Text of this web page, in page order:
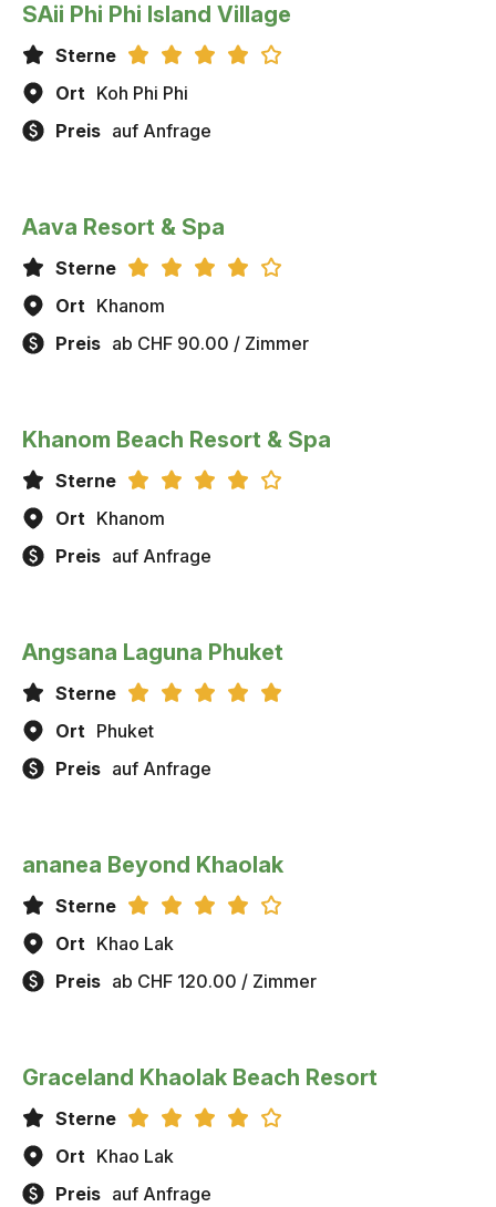
SAii Phi Phi Island Village
Sterne
Ort Koh Phi Phi
Preis auf Anfrage
Aava Resort & Spa
Sterne
Ort Khanom
Preis ab CHF 90.00 / Zimmer
Khanom Beach Resort & Spa
Sterne
Ort Khanom
Preis auf Anfrage
Angsana Laguna Phuket
Sterne
Ort Phuket
Preis auf Anfrage
ananea Beyond Khaolak
Sterne
Ort Khao Lak
Preis ab CHF 120.00 / Zimmer
Graceland Khaolak Beach Resort
Sterne
Ort Khao Lak
Preis auf Anfrage